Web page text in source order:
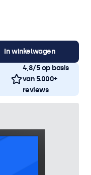
In winkelwagen
4,8/5 op basis
van 5.000+
reviews